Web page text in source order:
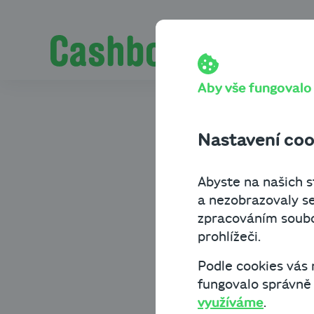
Pro podnikatele.
Výkaz
Financování podnikání
Jet na doraz, nebo
a proč je důležitá?
Aby vše
Nastavení
Abyste na našich
a nezobrazovaly
zpracováním
prohlížeči.
Podle cookies
fungovalo
využíváme.